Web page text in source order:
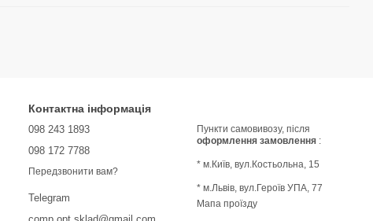
Контактна інформація
098 243 1893
098 172 7788
Передзвонити вам?
Telegram
Пункти самовивозу, після
оформлення замовлення :
* м.Київ, вул.Костьольна, 15
* м.Львів, вул.Героїв УПА, 77
Мапа проїзду